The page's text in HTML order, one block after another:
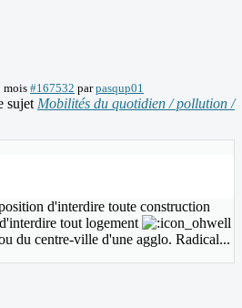
mois #167532 parpasqup01
sujet Mobilités du quotidien / pollution /
d'interdire toute construction
tout logement
du centre-ville d'une agglo. Radical...